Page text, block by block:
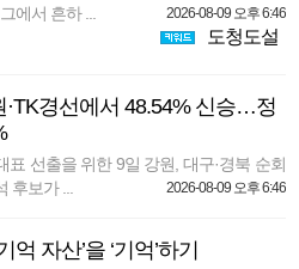
에서 흔하 ...
2026-08-09 오후 6:46
도청도설
·TK경선에서 48.54% 신승…정
표 선출을 위한 9일 강원, 대구·경북 순회
후보가 ...
2026-08-09 오후 6:46
억 자산’을 ‘기억’하기